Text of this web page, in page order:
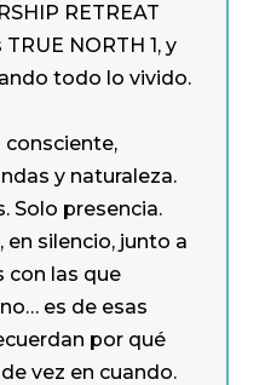
RETREAT
NORTH 1, y
todo lo vivido.
consciente,
y naturaleza.
Solo presencia.
en silencio, junto a
con las que
es de esas
por qué
vez en cuando.